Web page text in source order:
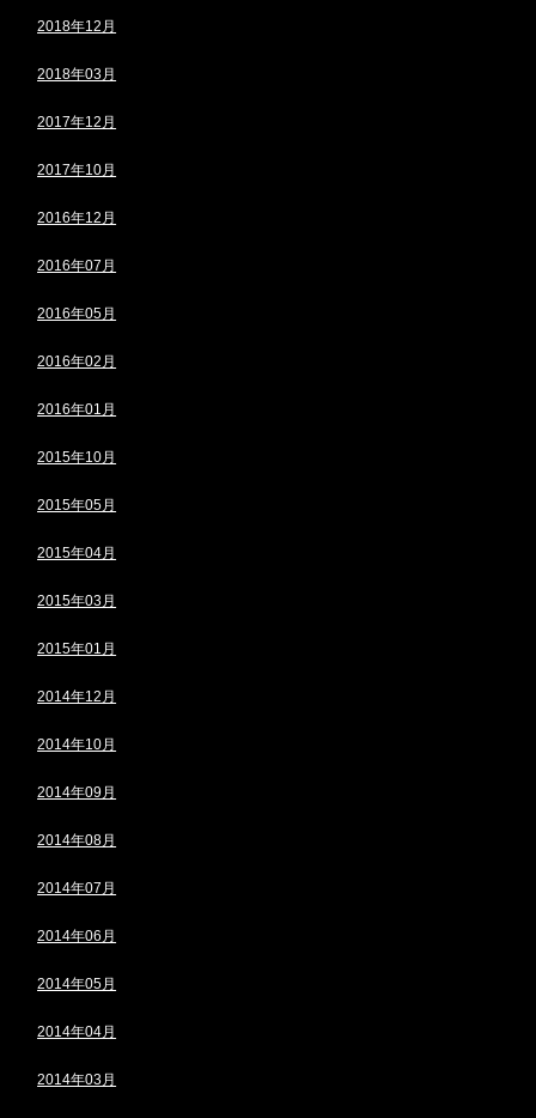
2018年12月
2018年03月
2017年12月
2017年10月
2016年12月
2016年07月
2016年05月
2016年02月
2016年01月
2015年10月
2015年05月
2015年04月
2015年03月
2015年01月
2014年12月
2014年10月
2014年09月
2014年08月
2014年07月
2014年06月
2014年05月
2014年04月
2014年03月